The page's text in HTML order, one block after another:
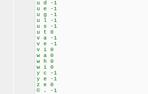
u d -1
u e -1
u g -1
u l -1
u s -1
u t 0
v a -1
v e -1
v i 0
w a 0
w h 0
w i 0
y c -1
y e -1
z e 0
© . -1